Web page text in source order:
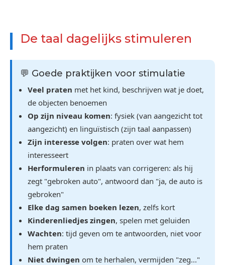
De taal dagelijks stimuleren
💬 Goede praktijken voor stimulatie
Veel praten met het kind, beschrijven wat je doet,
de objecten benoemen
Op zijn niveau komen: fysiek (van aangezicht tot
aangezicht) en linguïstisch (zijn taal aanpassen)
Zijn interesse volgen: praten over wat hem
interesseert
Herformuleren in plaats van corrigeren: als hij
zegt "gebroken auto", antwoord dan "ja, de auto is
gebroken"
Elke dag samen boeken lezen, zelfs kort
Kinderenliedjes zingen, spelen met geluiden
Wachten: tijd geven om te antwoorden, niet voor
hem praten
Niet dwingen om te herhalen, vermijden "zeg..."